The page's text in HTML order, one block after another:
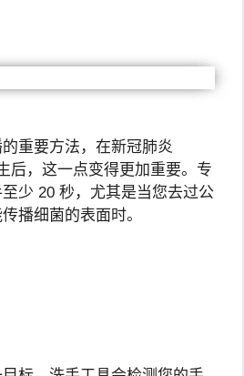
重要方法，在新冠肺炎
后，这一点变得更加重要。专
少 20 秒，尤其是当您去过公
播细菌的表面时。